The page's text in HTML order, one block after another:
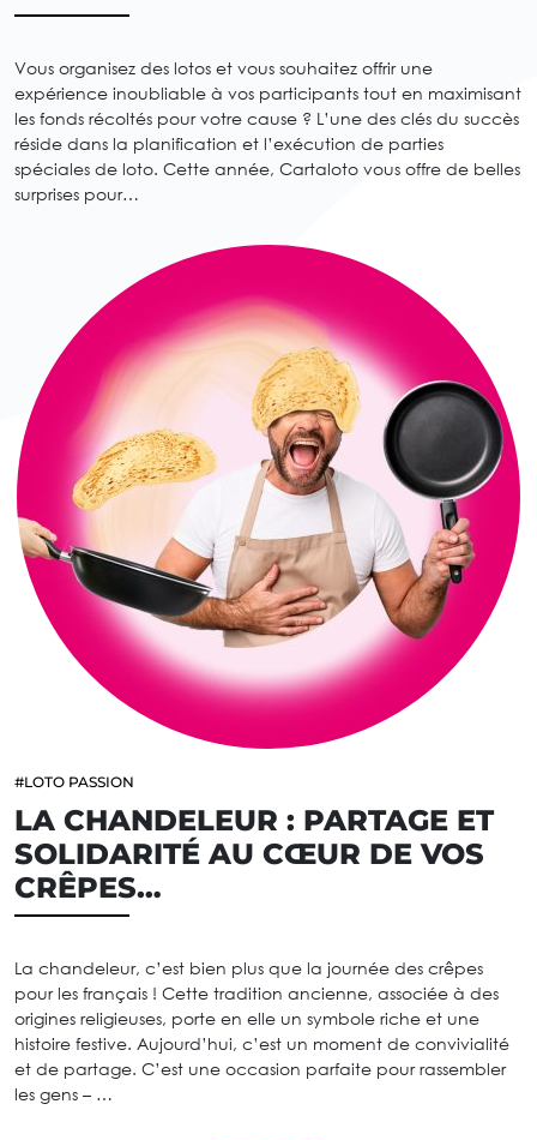
Vous organisez des lotos et vous souhaitez offrir une
expérience inoubliable à vos participants tout en maximisant
les fonds récoltés pour votre cause ? L’une des clés du succès
réside dans la planification et l’exécution de parties
spéciales de loto. Cette année, Cartaloto vous offre de belles
surprises pour…
#LOTO PASSION
LA CHANDELEUR : PARTAGE ET
SOLIDARITÉ AU CŒUR DE VOS
CRÊPES…
La chandeleur, c’est bien plus que la journée des crêpes
pour les français ! Cette tradition ancienne, associée à des
origines religieuses, porte en elle un symbole riche et une
histoire festive. Aujourd’hui, c’est un moment de convivialité
et de partage. C’est une occasion parfaite pour rassembler
les gens – …